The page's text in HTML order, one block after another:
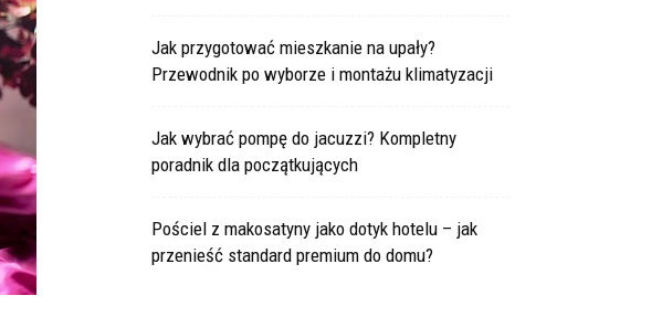
Jak przygotować mieszkanie na upały?
Przewodnik po wyborze i montażu klimatyzacji
Jak wybrać pompę do jacuzzi? Kompletny
poradnik dla początkujących
Pościel z makosatyny jako dotyk hotelu – jak
przenieść standard premium do domu?